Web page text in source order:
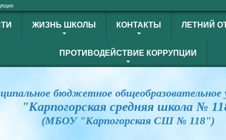
ЖИЗНЬ ШКОЛЫ КОНТАКТЫ ЛЕТНИЙ
ПРОТИВОДЕЙСТВИЕ КОРРУПЦИИ
бюджетное общеобразовательное
"Карпогорская средняя школа №
(МБОУ "Карпогорская СШ № 118")